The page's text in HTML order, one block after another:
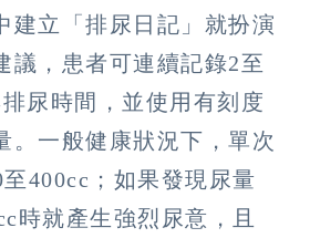
建立「排尿日記」就扮演
議，患者可連續記錄2至
尿時間，並使用有刻度
。一般健康狀況下，單次
400cc；如果發現尿量
時就產生強烈尿意，且